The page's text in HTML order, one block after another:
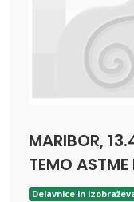
MARIBOR,
TEMO
Delavnice in